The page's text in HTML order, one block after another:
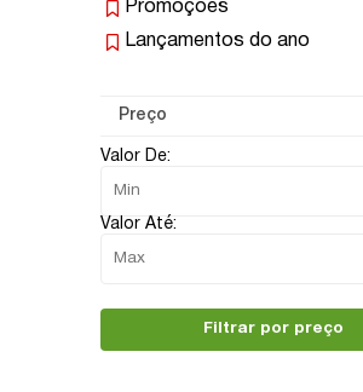
Promoções
Lançamentos do ano
Preço
Valor De:
Valor Até:
Filtrar por preço